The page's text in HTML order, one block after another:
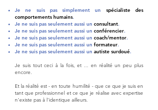
Je ne suis pas simplement un spécialiste des
comportements humains.
Je ne suis pas seulement aussi un consultant.
Je ne suis pas seulement aussi un conférencier.
Je ne suis pas seulement aussi un coach/mentor.
Je ne suis pas seulement aussi un formateur.
Je ne suis pas seulement aussi un autiste surdoué.
Je suis tout ceci à la fois, et ... en réalité un peu plus
encore.
Et la réalité est - en toute humilité - que ce que je suis en
tant que professionnel et ce que je réalise avec expertise
n'existe pas à l'identique ailleurs.